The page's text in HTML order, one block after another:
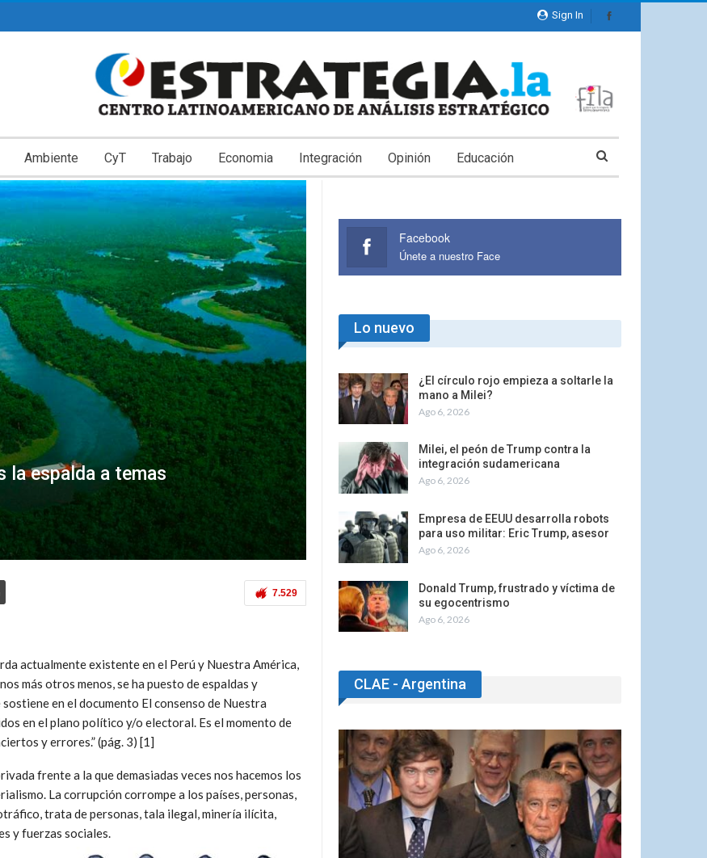
Sign In
Ambiente CyT Trabajo Economia Integración Opinión Educación
la espalda a temas
7.529
actualmente existente en el Perú y Nuestra América,
más otros menos, se ha puesto de espaldas y
en el documento El consenso de Nuestra
en el plano político y/o electoral. Es el momento de
y errores.” (pág. 3) [1]
frente a la que demasiadas veces nos hacemos los
La corrupción corrompe a los países, personas,
trata de personas, tala ilegal, minería ilícita,
y fuerzas sociales.
Facebook
Únete a nuestro Face
Lo nuevo
¿El círculo rojo empieza a soltarle la
mano a Milei?
Ago 6, 2026
Milei, el peón de Trump contra la
integración sudamericana
Ago 6, 2026
Empresa de EEUU desarrolla robots
para uso militar: Eric Trump, asesor
Ago 6, 2026
Donald Trump, frustrado y víctima de
su egocentrismo
Ago 6, 2026
CLAE - Argentina